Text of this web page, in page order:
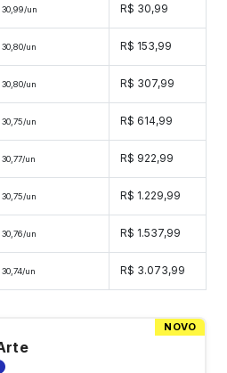
30,99/un R$ 30,99
30,80/un R$ 153,99
30,80/un R$ 307,99
30,75/un R$ 614,99
30,77/un R$ 922,99
30,75/un R$ 1.229,99
30,76/un R$ 1.537,99
30,74/un R$ 3.073,99
NOVO